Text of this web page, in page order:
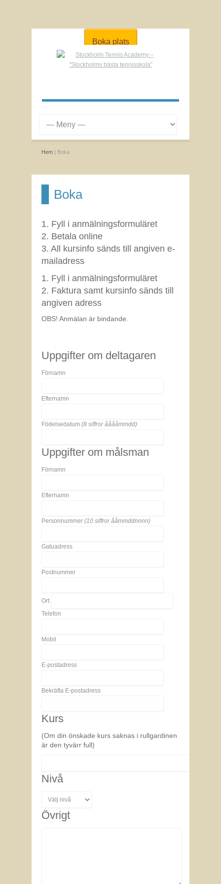
Boka plats
Hem | Boka
Boka
1. Fyll i anmälningsformuläret
2. Betala online
3. All kursinfo sänds till angiven e-
mailadress
1. Fyll i anmälningsformuläret
2. Faktura samt kursinfo sänds till
angiven adress
OBS! Anmälan är bindande.
Uppgifter om deltagaren
Förnamn
Efternamn
Födelsedatum (8 siffror ååååmmdd)
Uppgifter om målsman
Förnamn
Efternamn
Personnummer (10 siffror ååmmddnnnn)
Gatuadress
Postnummer
Ort
Telefon
Mobil
E-postadress
Bekräfta E-postadress
Kurs
(Om din önskade kurs saknas i rullgardinen
är den tyvärr full)
Nivå
Övrigt